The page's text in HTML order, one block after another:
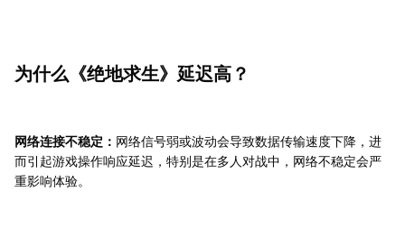
为什么《绝地求生》延迟高？
网络连接不稳定： 网络信号弱或波动会导致数据传输速度下降，进
而引起游戏操作响应延迟，特别是在多人对战中，网络不稳定会严
重影响体验。